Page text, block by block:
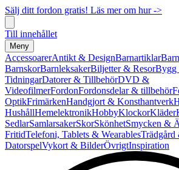
Sälj ditt fordon gratis! Läs mer om hur ->
Till innehållet
Meny
AccessoarerAntikt & DesignBarnartiklar
BarnskorBarnleksakerBiljetter & ResorBygg
TidningarDatorer & TillbehörDVD &
VideofilmerFordonFordonsdelar & tillbehör
OptikFrimärkenHandgjort & Konsthantverk
HushållHemelektronikHobbyKlockorKläder
SedlarSamlarsakerSkorSkönhetSmycken &
FritidTelefoni, Tablets & Wearables
DatorspelVykort & BilderÖvrigtInspiration